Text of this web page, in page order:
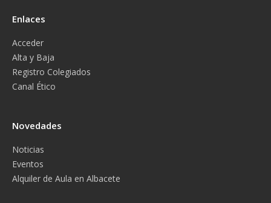
Enlaces
Acceder
Alta y Baja
Registro Colegiados
Canal Ético
Novedades
Noticias
Eventos
Alquiler de Aula en Albacete